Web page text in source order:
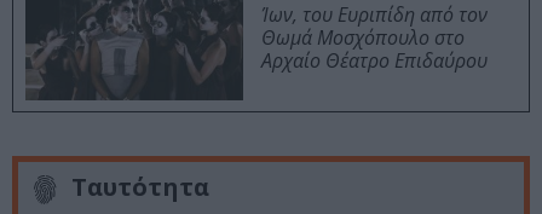
Ίων, του Ευριπίδη από τον
Θωμά Μοσχόπουλο στο
Αρχαίο Θέατρο Επιδαύρου
Ταυτότητα